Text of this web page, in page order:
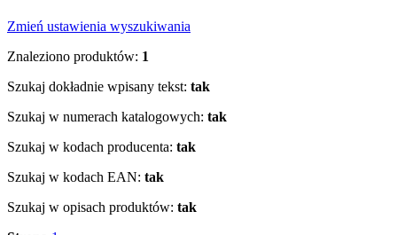
Zmień ustawienia wyszukiwania
Znaleziono produktów: 1
Szukaj dokładnie wpisany tekst: tak
Szukaj w numerach katalogowych: tak
Szukaj w kodach producenta: tak
Szukaj w kodach EAN: tak
Szukaj w opisach produktów: tak